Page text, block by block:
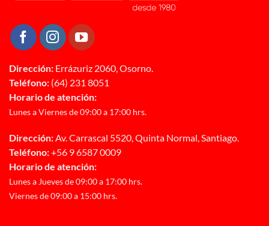
Dirección: Errázuriz 2060, Osorno.
Teléfono: (64) 231 8051
Horario de atención:
Lunes a Viernes de 09:00 a 17:00 hrs.
Dirección:Av. Carrascal 5520, Quinta Normal, Santiago.
Teléfono:+56 9 6587 0009
Horario de atención:
Lunes a Jueves de 09:00 a 17:00 hrs.
Viernes de 09:00 a 15:00 hrs.